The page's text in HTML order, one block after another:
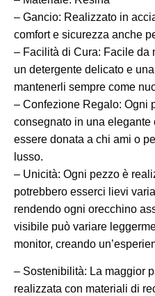
– Gancio: Realizzato in
comfort e sicurezza anche
– Facilità di Cura: Facile da
un detergente delicato e
mantenerli sempre come
– Confezione Regalo: Ogni
consegnato in una
essere donata a chi ami o
lusso.
– Unicità: Ogni pezzo è
potrebbero esserci lievi
rendendo ogni orecchino
visibile può variare
monitor, creando
– Sostenibilità: La maggior
realizzata con materiali di